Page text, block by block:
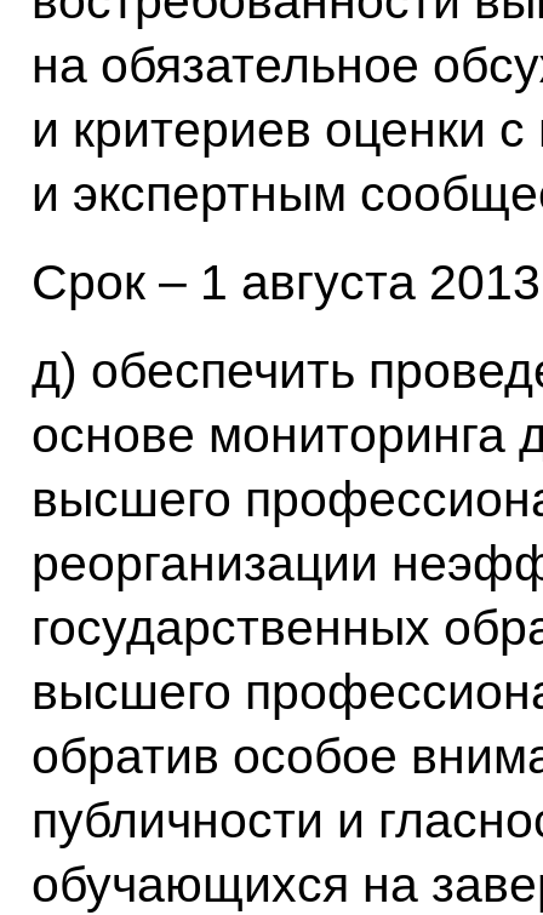
на обязательное
и критериев оценки
и экспертным
Срок – 1 августа
д) обеспечить
основе мониторинга
высшего
реорганизации
государственных
высшего
обратив особое
публичности и
обучающихся на